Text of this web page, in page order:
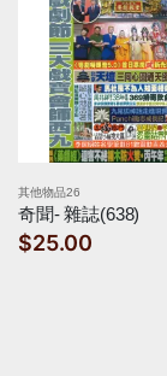
其他物品26
奇聞- 雜誌(638)
$25.00